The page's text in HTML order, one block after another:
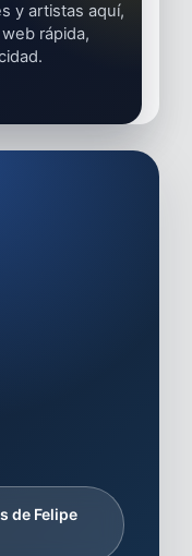
y artistas aquí,
rápida,
de Felipe